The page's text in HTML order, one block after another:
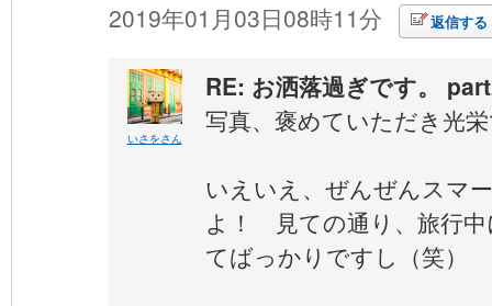
2019年01月03日08時11分 返信する
いさをさん
RE: お洒落過ぎです。
写真、褒めていただき光
いえいえ、ぜんぜんスマ
よ！ 見ての通り、旅行
てばっかりですし（笑）